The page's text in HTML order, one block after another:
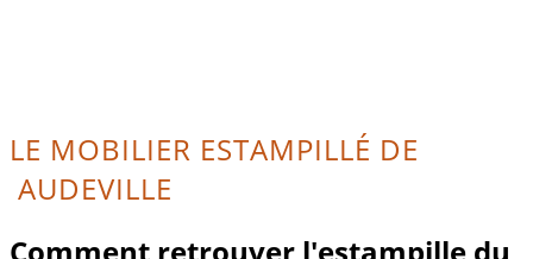
LE MOBILIER ESTAMPILLÉ DE
AUDEVILLE
Comment retrouver l'estampille du